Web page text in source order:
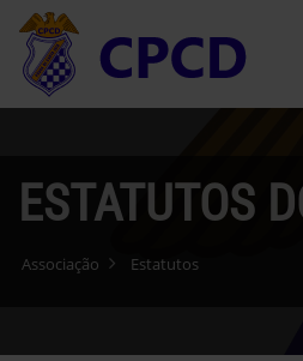
ESTATUTOS
Associação Estatutos